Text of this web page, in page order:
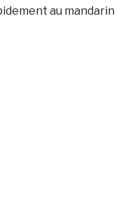
au mandarin